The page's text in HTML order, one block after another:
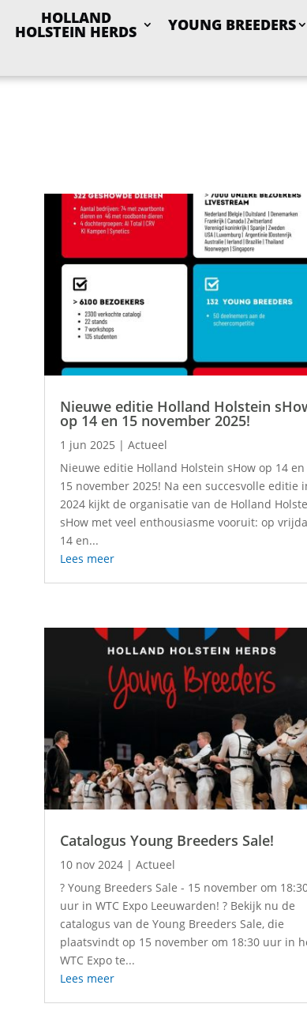
HOLLAND
HOLSTEIN HERDS YOUNG BREEDERS
Nieuwe editie Holland Holstein
op 14 en 15 november 2025!
1 jun 2025 |Actueel
Nieuwe editie Holland Holstein sHow op 14 en
15 november 2025! Na een succesvolle editie
2024 kijkt de organisatie van de Holland
sHow met veel enthousiasme vooruit: op
14 en...
Lees meer
Catalogus Young Breeders Sale!
10 nov 2024 |Actueel
? Young Breeders Sale - 15 november om
uur in WTC Expo Leeuwarden! ? Bekijk nu de
catalogus van de Young Breeders Sale, die
plaatsvindt op 15 november om 18:30 uur in
WTC Expo te...
Lees meer